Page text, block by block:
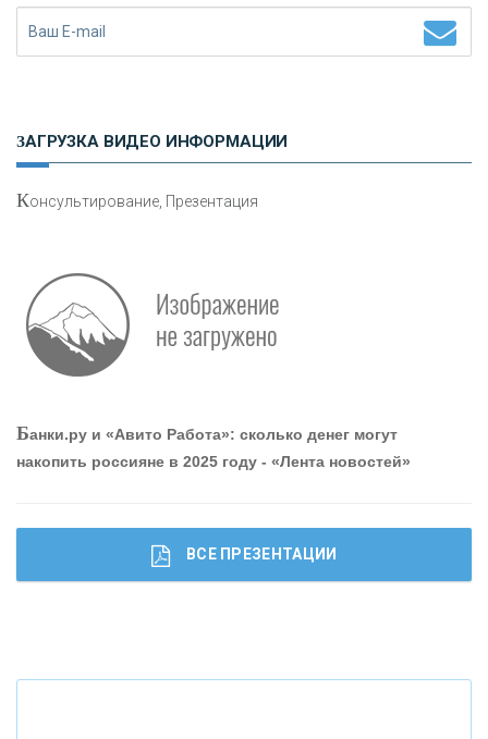
привлечь и удержать персонал - «Интервью»
Что будет с наличными деньгами при цифровом
ЗАГРУЗКА ВИДЕО ИНФОРМАЦИИ
Консультирование, Презентация
Банки.ру и «Авито Работа»: сколько денег могут
накопить россияне в 2025 году - «Лента новостей»
ВСЕ ПРЕЗЕНТАЦИИ